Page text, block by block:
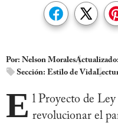
Por: Nelson Morales
Sección: Estilo de Vida
E l Proyecto de
revolucionar el